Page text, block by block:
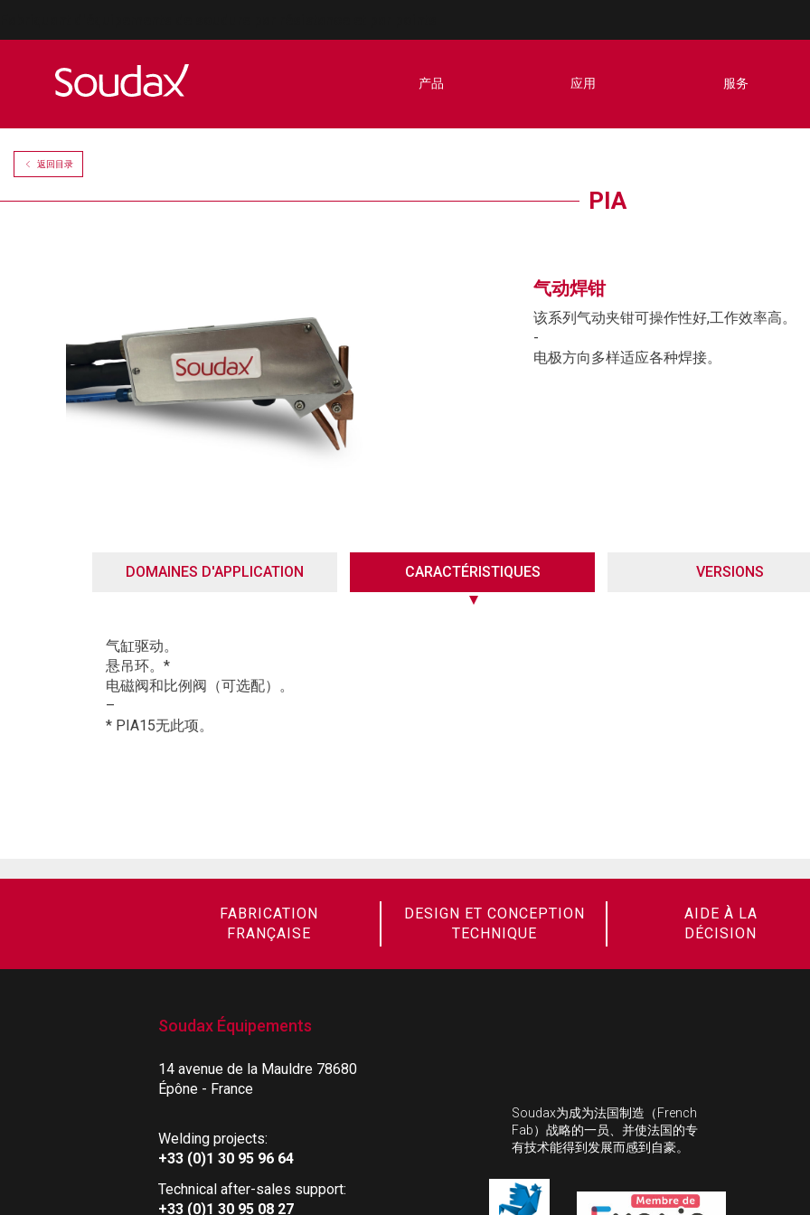
产品 应用 服务
返回目录
PIA
气动焊钳
该系列气动夹钳可操作性好,工作效率高。
-
电极方向多样适应各种焊接。
DOMAINES D'APPLICATION CARACTÉRISTIQUES VERSIONS
气缸驱动。
悬吊环。*
电磁阀和比例阀（可选配）。
–
* PIA15无此项。
FABRICATION
FRANÇAISE
DESIGN ET CONCEPTION
TECHNIQUE
AIDE À LA
DÉCISION
Soudax Équipements
14 avenue de la Mauldre 78680
Épône - France
Welding projects:
+33 (0)1 30 95 96 64
Technical after-sales support:
+33 (0)1 30 95 08 27
Soudax为成为法国制造（French
Fab）战略的一员、并使法国的专
有技术能得到发展而感到自豪。